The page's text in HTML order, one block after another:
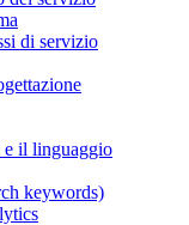
di servizio
e il linguaggio
keywords)